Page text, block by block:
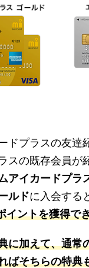
ドプラスの友達
スの既存会員が
アイカードプラ
ルドに入会する
イントを獲得で
に加えて、通常
ばそちらの特典